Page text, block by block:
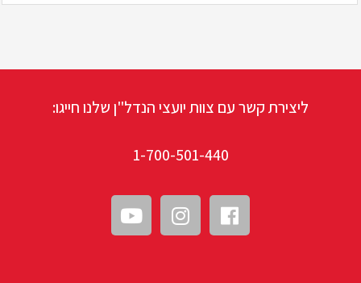
ליצירת קשר עם צוות יועצי הנדל"ן שלנו חייגו:
1-700-501-440